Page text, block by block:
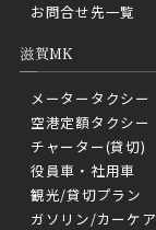
お問合せ先一覧
滋賀MK
メータータクシー
空港定額タクシー
チャーター(貸切)
役員車・社用車
観光/貸切プラン
ガソリン/カーケア